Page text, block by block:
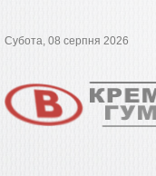
Субота, 08 серпня 2026